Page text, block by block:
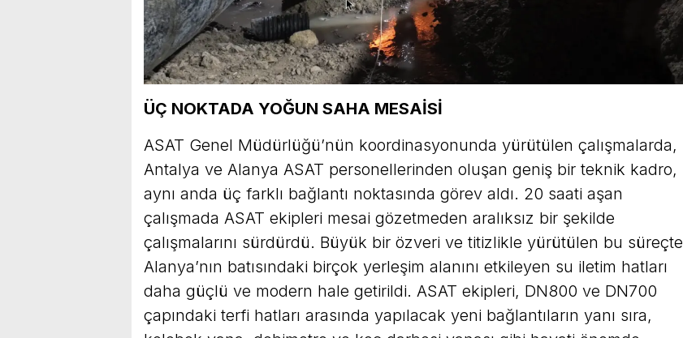
ÜÇ NOKTADA YOĞUN SAHA MESAİSİ
ASAT Genel Müdürlüğü’nün koordinasyonunda yürütülen çalışmalarda,
Antalya ve Alanya ASAT personellerinden oluşan geniş bir teknik kadro,
aynı anda üç farklı bağlantı noktasında görev aldı. 20 saati aşan
çalışmada ASAT ekipleri mesai gözetmeden aralıksız bir şekilde
çalışmalarını sürdürdü. Büyük bir özveri ve titizlikle yürütülen bu süreçte
Alanya’nın batısındaki birçok yerleşim alanını etkileyen su iletim hatları
daha güçlü ve modern hale getirildi. ASAT ekipleri, DN800 ve DN700
çapındaki terfi hatları arasında yapılacak yeni bağlantıların yanı sıra,